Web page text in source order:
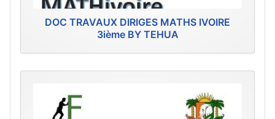
DOC TRAVAUX DIRIGES MATHS IVOIRE
3ième BY TEHUA